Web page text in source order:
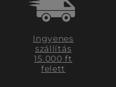
Ingyenes
szállítás
15.000 ft
felett